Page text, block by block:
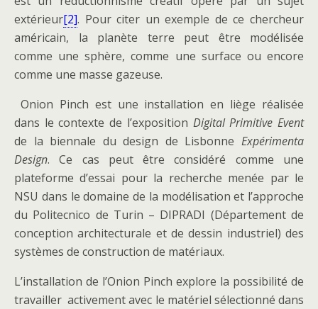
extérieur[2]. Pour citer un exemple de ce chercheur
américain, la planète terre peut être modélisée
comme une sphère, comme une surface ou encore
comme une masse gazeuse.
Onion Pinch est une installation en liège réalisée
dans le contexte de l’exposition Digital Primitive Event
de la biennale du design de Lisbonne Expérimenta
Design. Ce cas peut être considéré comme une
plateforme d’essai pour la recherche menée par le
NSU dans le domaine de la modélisation et l’approche
du Politecnico de Turin – DIPRADI (Département de
conception architecturale et de dessin industriel) des
systèmes de construction de matériaux.
L’installation de l’Onion Pinch explore la possibilité de
travailler activement avec le matériel sélectionné dans